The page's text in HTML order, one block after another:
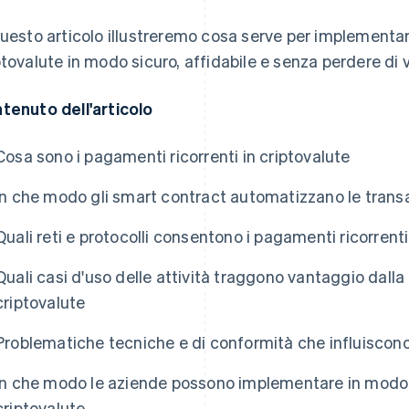
articolo illustreremo cosa serve per
in modo sicuro, affidabile e senza perdere
dell'articolo
sono i pagamenti ricorrenti in criptovalute
che modo gli smart contract automatizzano le
reti e protocolli consentono i pagamenti
casi d'uso delle attività traggono vantaggio
tecniche e di conformità che
che modo le aziende possono implementare in